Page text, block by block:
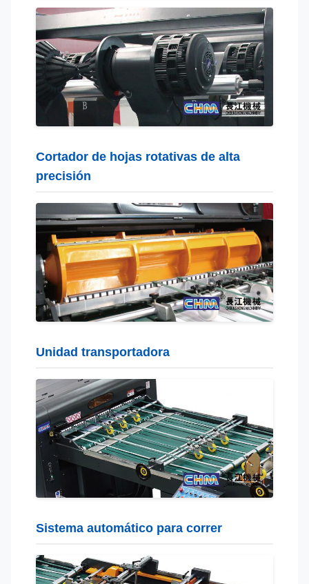
Cortador de hojas rotativas de alta
precisión
Unidad transportadora
Sistema automático para correr